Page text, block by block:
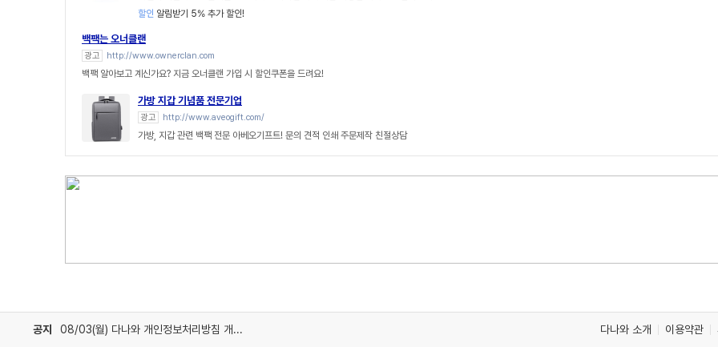
할인 알림받기 5% 추가 할인!
백팩는 오너클랜
광고 http://www.ownerclan.com
백팩 알아보고 계신가요? 지금 오너클랜 가입 시 할인쿠폰을 드려요!
가방 지갑 기념품 전문기업
광고 http://www.aveogift.com/
가방, 지갑 관련 백팩 전문 아베오기프트! 문의 견적 인쇄 주문제작 친절상담
공지 08/03(월) 다나와 개인정보처리방침 개정 안내 다나와 소개 이용약관